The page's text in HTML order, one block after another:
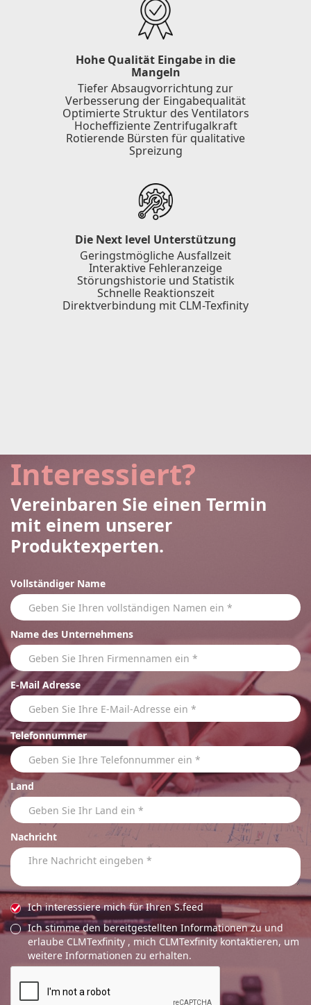
Hohe Qualität Eingabe in die
Mangeln
Tiefer Absaugvorrichtung zur
Verbesserung der Eingabequalität
Optimierte Struktur des Ventilators
Hocheffiziente Zentrifugalkraft
Rotierende Bürsten für qualitative
Spreizung
Die Next level Unterstützung
Geringstmögliche Ausfallzeit
Interaktive Fehleranzeige
Störungshistorie und Statistik
Schnelle Reaktionszeit
Direktverbindung mit CLM-Texfinity
Interessiert?
Vereinbaren Sie einen Termin
mit einem unserer
Produktexperten.
Vollständiger Name
Name des Unternehmens
E-Mail Adresse
Telefonnummer
Land
Nachricht
Ich interessiere mich für Ihren S.feed
Ich stimme den bereitgestellten Informationen zu und
erlaube CLMTexfinity , mich CLMTexfinity kontaktieren, um
weitere Informationen zu erhalten.